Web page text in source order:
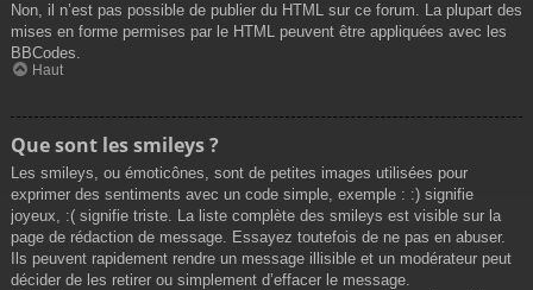
Non, il n’est pas possible de publier du HTML sur ce forum. La plupart des
mises en forme permises par le HTML peuvent être appliquées avec les
BBCodes.
Haut
Que sont les smileys ?
Les smileys, ou émoticônes, sont de petites images utilisées pour
exprimer des sentiments avec un code simple, exemple : :) signifie
joyeux, :( signifie triste. La liste complète des smileys est visible sur la
page de rédaction de message. Essayez toutefois de ne pas en abuser.
Ils peuvent rapidement rendre un message illisible et un modérateur peut
décider de les retirer ou simplement d’effacer le message.